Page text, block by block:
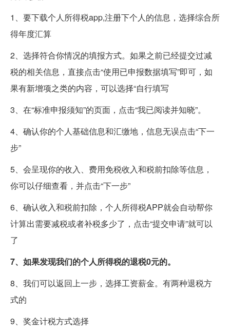
1、要下载个人所得税app,注册下个人的信息，选择综合所
得年度汇算
2、选择符合你情况的填报方式。如果之前已经提交过减
税的相关信息，直接点击“使用已申报数据填写”即可，如
果有新增项之类的内容，可以选择“自行填写
3、在“标准申报须知”的页面，点击“我已阅读并知晓”。
4、确认你的个人基础信息和汇缴地，信息无误点击“下一
步”
5、会呈现你的收入、费用免税收入和税前扣除等信息，
你可以仔细查看，并点击“下一步”
6、确认收入和税前扣除，个人所得税APP就会自动帮你
计算出需要减税或者补税多少了，点击“提交申请”就可以
了
7、如果发现我们的个人所得税的退税0元的。
8、我们可以返回上一步，选择工资薪金。有两种退税方
式的
9、奖金计税方式选择